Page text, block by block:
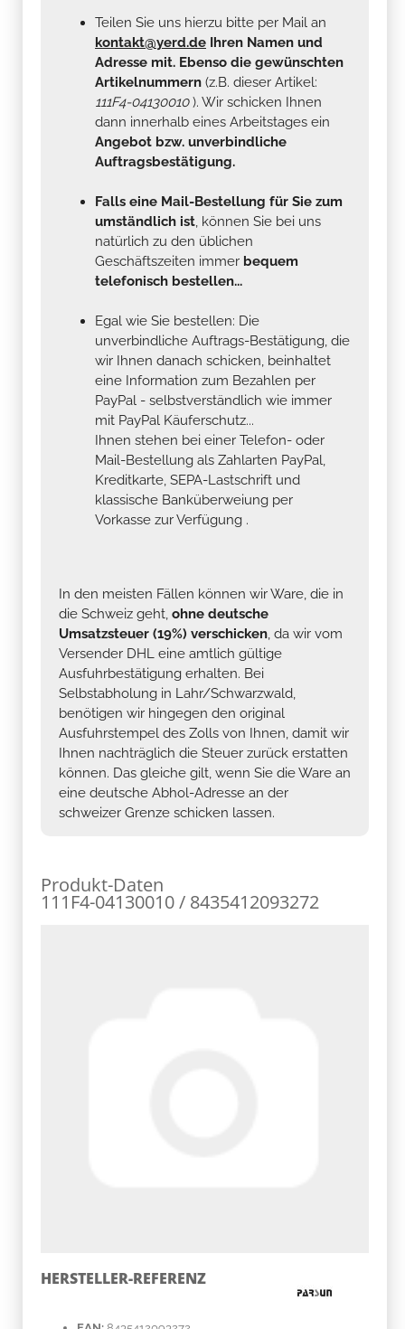
Teilen Sie uns hierzu bitte per Mail an
kontakt@yerd.de Ihren Namen und
Adresse mit. Ebenso die gewünschten
Artikelnummern (z.B. dieser Artikel:
111F4-04130010). Wir schicken Ihnen
dann innerhalb eines Arbeitstages ein
Angebot bzw. unverbindliche
Auftragsbestätigung.
Falls eine Mail-Bestellung für Sie zum
umständlich ist, können Sie bei uns
natürlich zu den üblichen
Geschäftszeiten immer bequem
telefonisch bestellen...
Egal wie Sie bestellen: Die
unverbindliche Auftrags-Bestätigung, die
wir Ihnen danach schicken, beinhaltet
eine Information zum Bezahlen per
PayPal - selbstverständlich wie immer
mit PayPal Käuferschutz...
Ihnen stehen bei einer Telefon- oder
Mail-Bestellung als Zahlarten PayPal,
Kreditkarte, SEPA-Lastschrift und
klassische Banküberweiung per
Vorkasse zur Verfügung .
In den meisten Fällen können wir Ware, die in
die Schweiz geht, ohne deutsche
Umsatzsteuer (19%) verschicken, da wir vom
Versender DHL eine amtlich gültige
Ausfuhrbestätigung erhalten. Bei
Selbstabholung in Lahr/Schwarzwald,
benötigen wir hingegen den original
Ausfuhrstempel des Zolls von Ihnen, damit wir
Ihnen nachträglich die Steuer zurück erstatten
können. Das gleiche gilt, wenn Sie die Ware an
eine deutsche Abhol-Adresse an der
schweizer Grenze schicken lassen.
Produkt-Daten
111F4-04130010 / 8435412093272
HERSTELLER-REFERENZ